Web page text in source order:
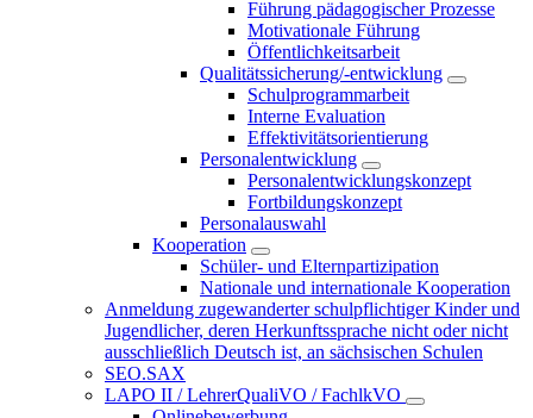
Führung pädagogischer Prozesse
Motivationale Führung
Öffentlichkeitsarbeit
Qualitätssicherung/-entwicklung
Schulprogrammarbeit
Interne Evaluation
Effektivitätsorientierung
Personalentwicklung
Personalentwicklungskonzept
Fortbildungskonzept
Personalauswahl
Kooperation
Schüler- und Elternpartizipation
Nationale und internationale Kooperation
Anmeldung zugewanderter schulpflichtiger Kinder und
Jugendlicher, deren Herkunftssprache nicht oder nicht
ausschließlich Deutsch ist, an sächsischen Schulen
SEO.SAX
LAPO II / LehrerQualiVO / FachlkVO